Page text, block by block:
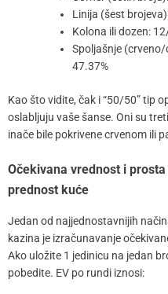
Linija (šest
Kolona ili dozen:
Spoljašnje
47.37%
Kao što vidite, čak i “50/50” tip
oslabljuju vaše šanse. Oni su
inače bile pokrivene crvenom ili
Očekivana vrednost i
prednost kuće
Jedan od najjednostavnijih
kazina je izračunavanje
Ako uložite 1 jedinicu na jedan
pobedite. EV po rundi iznosi: